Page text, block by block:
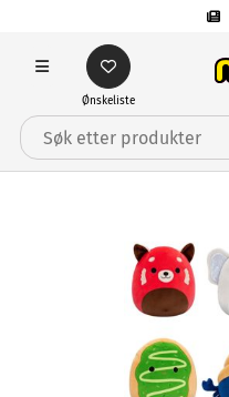
Ønskeliste